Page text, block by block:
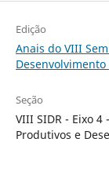
Edição
Anais do VIII
Seção
VIII SIDR - Eixo
Produtivos e